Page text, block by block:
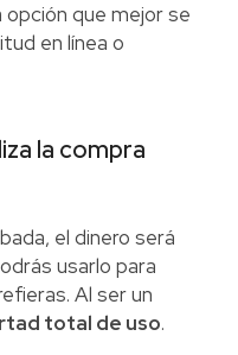
opción que mejor se
en línea o
la compra
el dinero será
usarlo para
Al ser un
total de uso.